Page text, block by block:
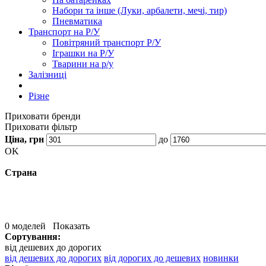
Набори та інше (Луки, арбалети, мечі, тир)
Пневматика
Транспорт на Р/У
Повітряний транспорт Р/У
Іграшки на Р/У
Тварини на р/у
Залізниці
Різне
Приховати бренди
Приховати фільтр
Ціна, грн
до
OK
Страна
0 моделей
Показать
Сортування:
від дешевих до дорогих
від дешевих до дорогих від дорогих до дешевих новинки